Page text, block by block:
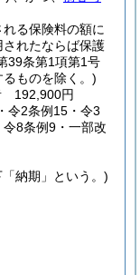
る保険料の額に
れたならば保護
39条第1項第1号
るものを除く。)
192,900円
令2条例15・令3
8条例9・一部改
納期」という。)